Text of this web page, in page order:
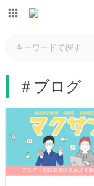
＃ブログ